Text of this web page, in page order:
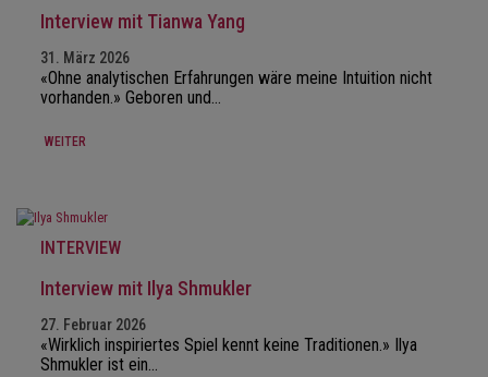
Interview mit Tianwa Yang
31. März 2026
«Ohne analytischen Erfahrungen wäre meine Intuition nicht
vorhanden.» Geboren und…
WEITER
INTERVIEW
Interview mit Ilya Shmukler
27. Februar 2026
«Wirklich inspiriertes Spiel kennt keine Traditionen.» Ilya
Shmukler ist ein…